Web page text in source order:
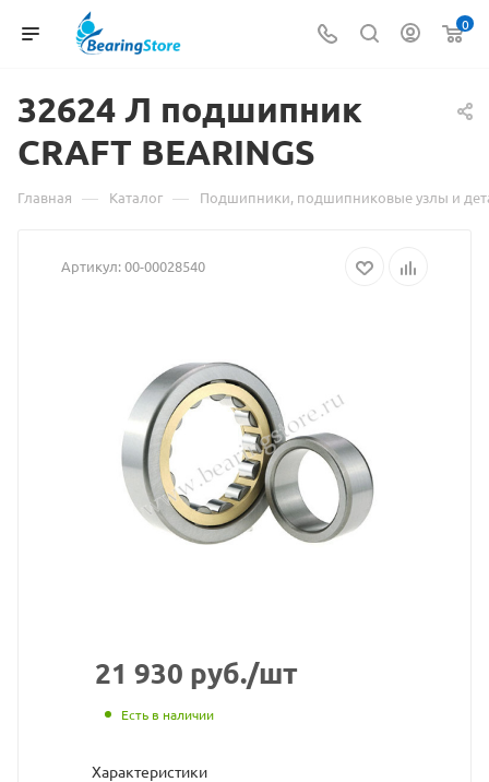
0
32624 Л подшипник
товаре
с
сайта
по
CRAFT BEARINGS
Главная — Каталог — Подшипники, подшипниковые узлы и
Артикул:00-00028540
21 930 руб./шт
Есть в наличии
Характеристики